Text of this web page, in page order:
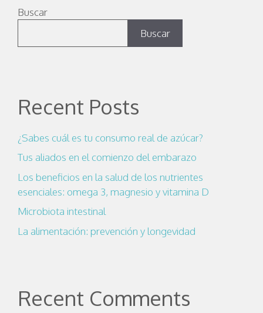
Buscar
Buscar
Recent Posts
¿Sabes cuál es tu consumo real de azúcar?
Tus aliados en el comienzo del embarazo
Los beneficios en la salud de los nutrientes
esenciales: omega 3, magnesio y vitamina D
Microbiota intestinal
La alimentación: prevención y longevidad
Recent Comments